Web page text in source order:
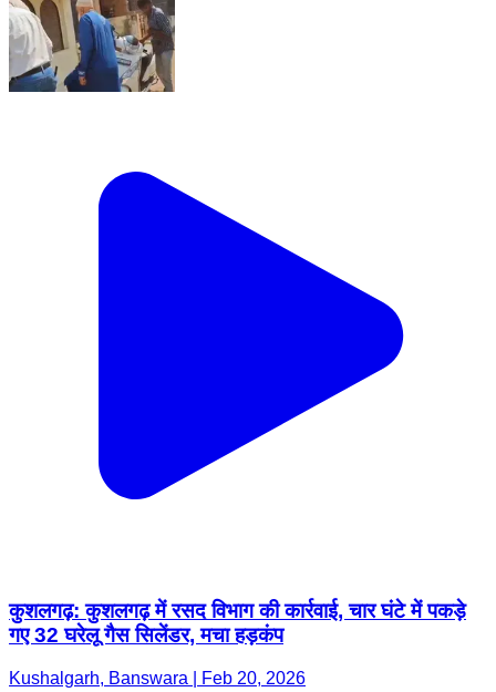
कुशलगढ़: कुशलगढ़ में रसद विभाग की कार्रवाई, चार घंटे में पकड़े
गए 32 घरेलू गैस सिलेंडर, मचा हड़कंप
Kushalgarh, Banswara | Feb 20, 2026